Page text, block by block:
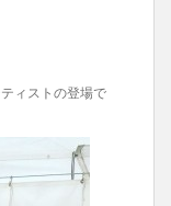
ィストの登場で